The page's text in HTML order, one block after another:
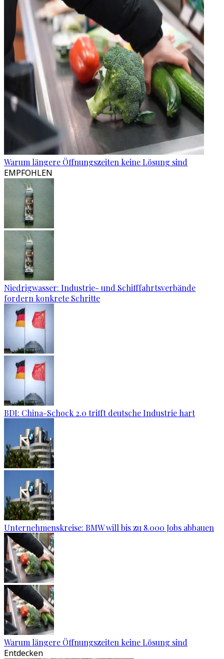
Warum längere Öffnungszeiten keine Lösung sind
EMPFOHLEN
Niedrigwasser: Industrie- und Schifffahrtsverbände
fordern konkrete Schritte
BDI: China-Schock 2.0 trifft deutsche Industrie hart
Unternehmenskreise: BMW will bis zu 8.000 Jobs abbauen
Warum längere Öffnungszeiten keine Lösung sind
Entdecken